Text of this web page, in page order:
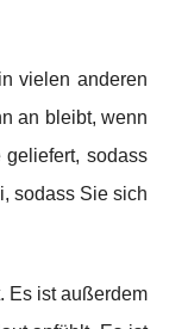
vielen anderen
an bleibt, wenn
sodass
sodass Sie sich
Es ist außerdem